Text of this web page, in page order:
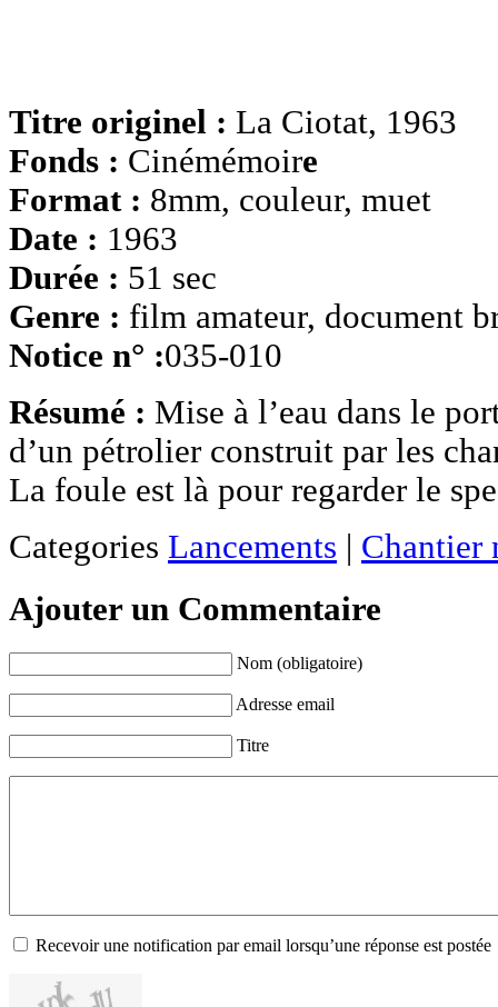
Titre originel : La Ciotat, 1963
Fonds : Cinémémoire
Format : 8mm, couleur, muet
Date : 1963
Durée : 51 sec
Genre : film amateur, document
Notice n° :035-010
Résumé : Mise à l’eau dans le
d’un pétrolier construit par les
La foule est là pour regarder le
Categories Lancements | Chantier
Ajouter un Commentaire
Nom (obligatoire)
Adresse email
Titre
Recevoir une notification par email lorsqu’une réponse est postée